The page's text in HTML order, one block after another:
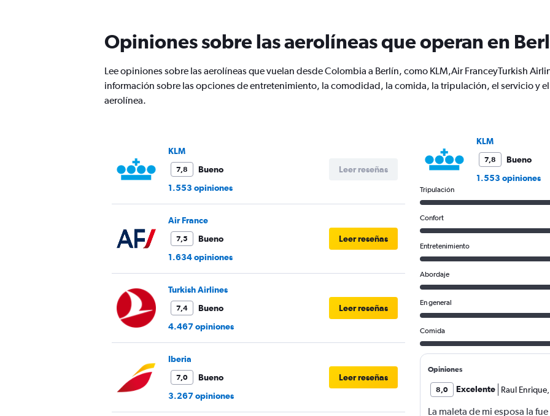
has
1
axis
displaying
values.
Range:
chart
has
Y
axis
1500.
Opiniones sobre las aerolíneas que operan en
Lee opiniones sobre las aerolíneas que vuelan desde Colombia a Berlín, como KLM,Air FranceyTurkish
información sobre las opciones de entretenimiento, la comodidad, la comida, la tripulación, el servicio y
aerolínea.
KLM
7,8
Bueno
1.553 opiniones
Leer reseñas
Air France
7,5
Bueno
1.634 opiniones
Leer reseñas
Turkish Airlines
7,4
Bueno
4.467 opiniones
Leer reseñas
Iberia
7,0
Bueno
3.267 opiniones
Leer reseñas
KLM
7,8
Bueno
1.553 opiniones
Tripulación
Confort
Entretenimiento
Abordaje
En general
Comida
Opiniones
8,0 Excelente Raul Enrique
La maleta de mi esposa la